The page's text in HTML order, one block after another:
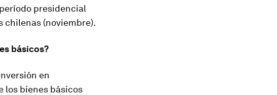
presidencial
chilenas (noviembre).
básicos?
en
los bienes básicos